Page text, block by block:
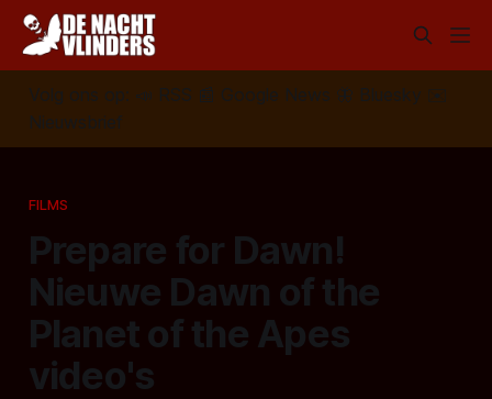
Volg ons op: 📣 RSS 📰 Google News 🦋 Bluesky
✉️
Nieuwsbrief
FILMS
Prepare for Dawn!
Nieuwe Dawn of the
Planet of the Apes
video's